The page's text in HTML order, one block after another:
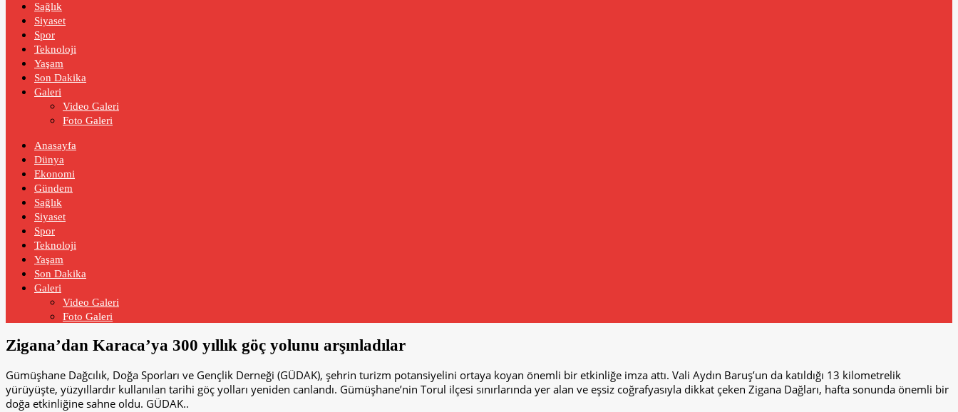
Sağlık
Siyaset
Spor
Teknoloji
Yaşam
Son Dakika
Galeri
Video Galeri
Foto Galeri
Anasayfa
Dünya
Ekonomi
Gündem
Sağlık
Siyaset
Spor
Teknoloji
Yaşam
Son Dakika
Galeri
Video Galeri
Foto Galeri
Zigana’dan Karaca’ya 300 yıllık göç yolunu arşınladılar
Gümüşhane Dağcılık, Doğa Sporları ve Gençlik Derneği (GÜDAK), şehrin turizm potansiyelini ortaya koyan önemli bir etkinliğe imza attı. Vali Aydın Baruş’un da katıldığı 13 kilometrelik
yürüyüşte, yüzyıllardır kullanılan tarihi göç yolları yeniden canlandı. Gümüşhane’nin Torul ilçesi sınırlarında yer alan ve eşsiz coğrafyasıyla dikkat çeken Zigana Dağları, hafta sonunda önemli bir
doğa etkinliğine sahne oldu. GÜDAK..